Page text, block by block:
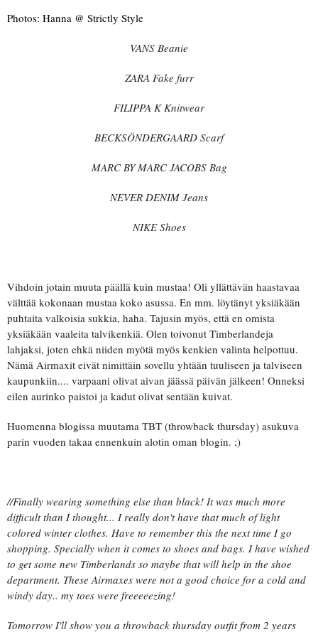
Photos: Hanna @ Strictly Style
VANS Beanie
ZARA Fake furr
FILIPPA K Knitwear
BECKSÖNDERGAARD Scarf
MARC BY MARC JACOBS Bag
NEVER DENIM Jeans
NIKE Shoes
Vihdoin jotain muuta päällä kuin mustaa! Oli yllättävän haastavaa
välttää kokonaan mustaa koko asussa. En mm. löytänyt yksiäkään
puhtaita valkoisia sukkia, haha. Tajusin myös, että en omista
yksiäkään vaaleita talvikenkiä. Olen toivonut Timberlandeja
lahjaksi, joten ehkä niiden myötä myös kenkien valinta helpottuu.
Nämä Airmaxit eivät nimittäin sovellu yhtään tuuliseen ja talviseen
kaupunkiin.... varpaani olivat aivan jäässä päivän jälkeen! Onneksi
eilen aurinko paistoi ja kadut olivat sentään kuivat.
Huomenna blogissa muutama TBT (throwback thursday) asukuva
parin vuoden takaa ennenkuin alotin oman blogin. ;)
//Finally wearing something else than black! It was much more
difficult than I thought... I really don't have that much of light
colored winter clothes. Have to remember this the next time I go
shopping. Specially when it comes to shoes and bags. I have wished
to get some new Timberlands so maybe that will help in the shoe
department. These Airmaxes were not a good choice for a cold and
windy day.. my toes were freeeeezing!
Tomorrow I'll show you a throwback thursday outfit from 2 years